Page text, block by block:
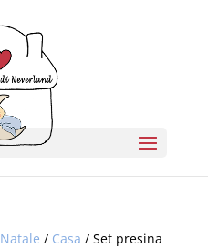
Natale / Casa / Set presina